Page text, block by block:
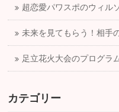
超恋愛パワスポのウィル
未来を見てもらう！相手
足立花火大会のプログラ
カテゴリー